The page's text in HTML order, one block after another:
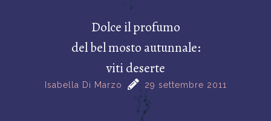
Dolce il profumo
del bel mosto autunnale:
viti deserte
Isabella Di Marzo 29 settembre 2011